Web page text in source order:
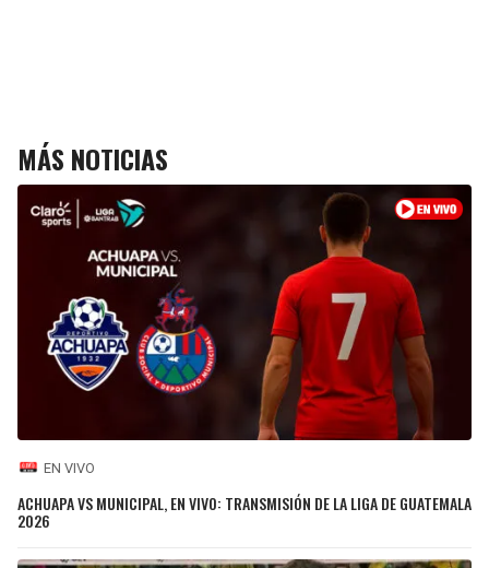
MÁS NOTICIAS
EN VIVO
ACHUAPA VS MUNICIPAL, EN VIVO: TRANSMISIÓN DE LA LIGA DE GUATEMALA
2026